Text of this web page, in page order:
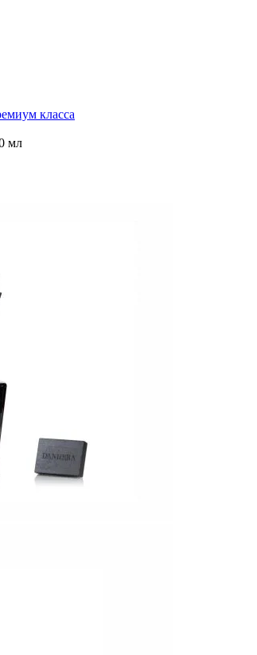
класса
мл